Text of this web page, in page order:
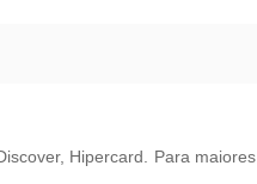
Hipercard. Para maiores